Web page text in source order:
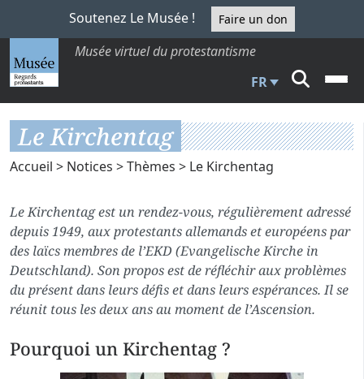
Soutenez Le Musée ! Faire un don
Musée virtuel du protestantisme
FR
Le Kirchentag
Accueil > Notices >Thèmes > Le Kirchentag
Le Kirchentag est un rendez-vous, régulièrement adressé
depuis 1949, aux protestants allemands et européens par
des laïcs membres de l’EKD (Evangelische Kirche in
Deutschland). Son propos est de réfléchir aux problèmes
du présent dans leurs défis et dans leurs espérances. Il se
réunit tous les deux ans au moment de l’Ascension.
Pourquoi un Kirchentag ?